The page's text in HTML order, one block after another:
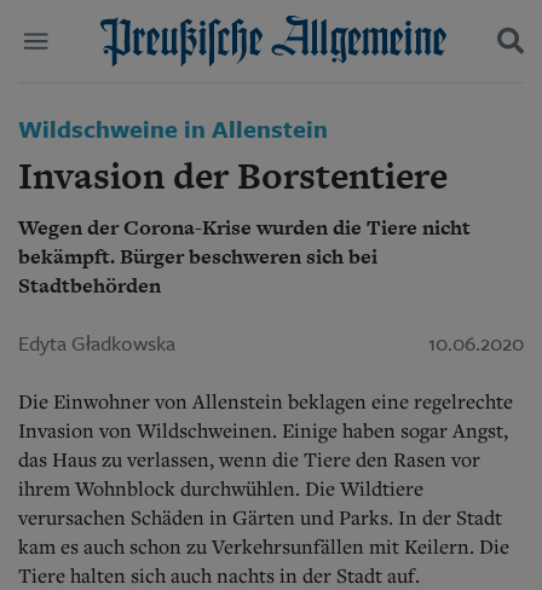
Start
Wer wir sind
Aktuelle Ausgabe
Abonnenten-Login
Politik
Wirtschaft
Gesellschaft
Leben
Schlesien
Danzig und Westpreußen
Bücher
Suchen und finden
Wildschweine in Allenstein
Invasion der Borstentiere
Wegen der Corona-Krise wurden die Tiere nicht
bekämpft. Bürger beschweren sich bei
Stadtbehörden
Edyta Gładkowska 10.06.2020
Die Einwohner von Allenstein beklagen eine regelrechte
Invasion von Wildschweinen. Einige haben sogar Angst,
das Haus zu verlassen, wenn die Tiere den Rasen vor
ihrem Wohnblock durchwühlen. Die Wildtiere
verursachen Schäden in Gärten und Parks. In der Stadt
kam es auch schon zu Verkehrsunfällen mit Keilern. Die
Tiere halten sich auch nachts in der Stadt auf.